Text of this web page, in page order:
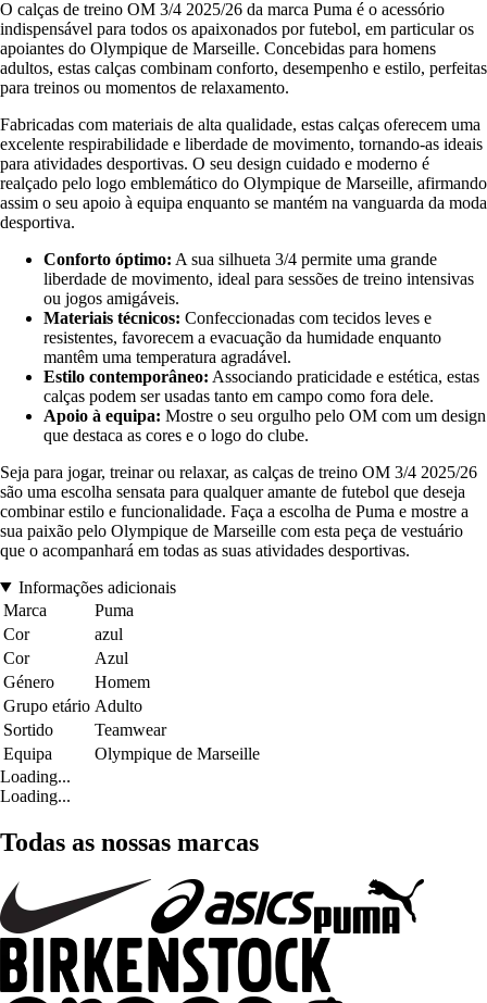
O calças de treino OM 3/4 2025/26 da marca Puma é o acessório
indispensável para todos os apaixonados por futebol, em particular os
apoiantes do Olympique de Marseille. Concebidas para homens
adultos, estas calças combinam conforto, desempenho e estilo, perfeitas
para treinos ou momentos de relaxamento.
Fabricadas com materiais de alta qualidade, estas calças oferecem uma
excelente respirabilidade e liberdade de movimento, tornando-as ideais
para atividades desportivas. O seu design cuidado e moderno é
realçado pelo logo emblemático do Olympique de Marseille, afirmando
assim o seu apoio à equipa enquanto se mantém na vanguarda da moda
desportiva.
Conforto óptimo: A sua silhueta 3/4 permite uma grande
liberdade de movimento, ideal para sessões de treino intensivas
ou jogos amigáveis.
Materiais técnicos: Confeccionadas com tecidos leves e
resistentes, favorecem a evacuação da humidade enquanto
mantêm uma temperatura agradável.
Estilo contemporâneo: Associando praticidade e estética, estas
calças podem ser usadas tanto em campo como fora dele.
Apoio à equipa: Mostre o seu orgulho pelo OM com um design
que destaca as cores e o logo do clube.
Seja para jogar, treinar ou relaxar, as calças de treino OM 3/4 2025/26
são uma escolha sensata para qualquer amante de futebol que deseja
combinar estilo e funcionalidade. Faça a escolha de Puma e mostre a
sua paixão pelo Olympique de Marseille com esta peça de vestuário
que o acompanhará em todas as suas atividades desportivas.
Informações adicionais
Marca
Puma
Cor
azul
Cor
Azul
Género
Homem
Grupo etário Adulto
Sortido
Teamwear
Equipa
Olympique de Marseille
Loading...
Loading...
Todas as nossas marcas